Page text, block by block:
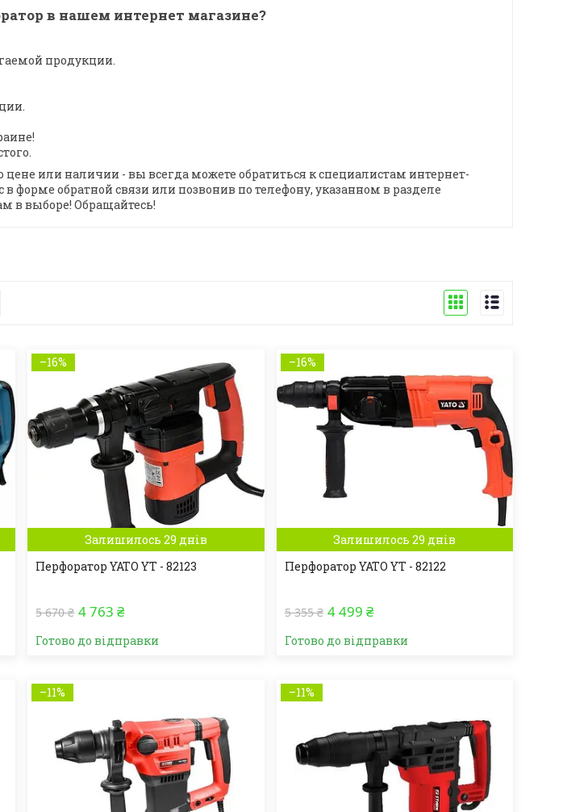
в нашем интернет магазине?
продукции.
или наличии - вы всегда можете обратиться к специалистам интернет-
в форме обратной связи или позвонив по телефону, указанном в разделе
в выборе! Обращайтесь!
–16%
Залишилось 29 днів
Перфоратор YATO YT - 82123
5 670 ₴ 4 763 ₴
Готово до відправки
–16%
Залишилось 29 днів
Перфоратор YATO YT - 82122
5 355 ₴ 4 499 ₴
Готово до відправки
–11% –11%